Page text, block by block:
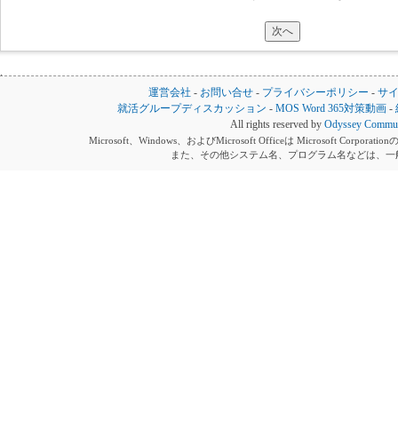
運営会社 - お問い合せ - プライバシーポリシー - サ
就活グループディスカッション -MOS Word 365対策動画 -
All rights reserved by Odyssey
Microsoft、Windows、およびMicrosoft Officeは Microsoft Corporation
また、その他システム名、プログラム名などは、